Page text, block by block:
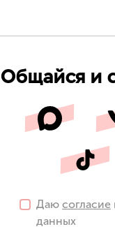
Общайся и
Даю согласие
данных